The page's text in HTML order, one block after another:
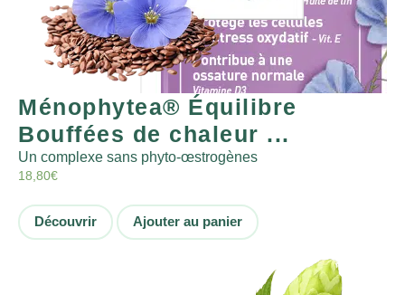
Ménophytea® Équilibre
Bouffées de chaleur ...
Un complexe sans phyto-œstrogènes
18,80€
Découvrir Ajouter au panier